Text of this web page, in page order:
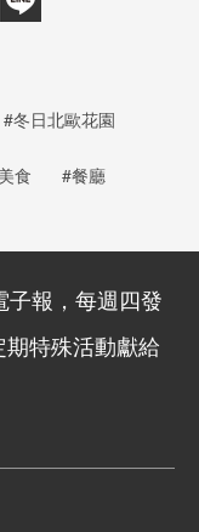
#冬日北歐花園
食 #餐廳
子報，每週四發
特殊活動獻給